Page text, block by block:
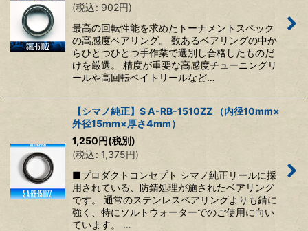
(税込: 902円)
最高の回転性能を求めたトーナメントスペック
の高感度ベアリング。 数あるベアリングの中か
らひとつひとつ手作業で選別し合格したものだ
けを厳選。 精度が重要な高感度チューニングリ
ールや高回転ベイトリールなど…
【シマノ純正】S A-RB-1510ZZ （内径10mm×
外径15mm×厚さ4mm）
1,250円(税別)
(税込: 1,375円)
■プロダクトコンセプト シマノ純正リールに採
用されている、防錆処理が施されたベアリング
です。 通常のステンレスベアリングよりも錆に
強く、特にソルトウォーターでのご使用に向い
ています。 …